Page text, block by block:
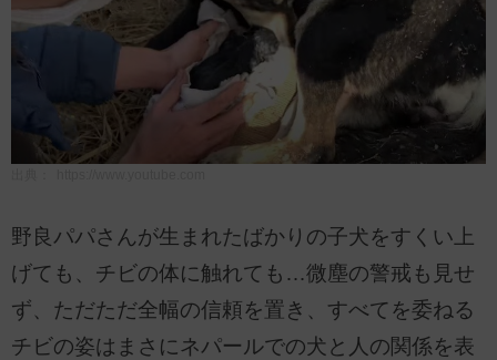
野良パパさんが生まれたばかりの子犬をすくい上
げても、チビの体に触れても…微塵の警戒も見せ
ず、ただただ全幅の信頼を置き、すべてを委ねる
チビの姿はまさにネパールでの犬と人の関係を表